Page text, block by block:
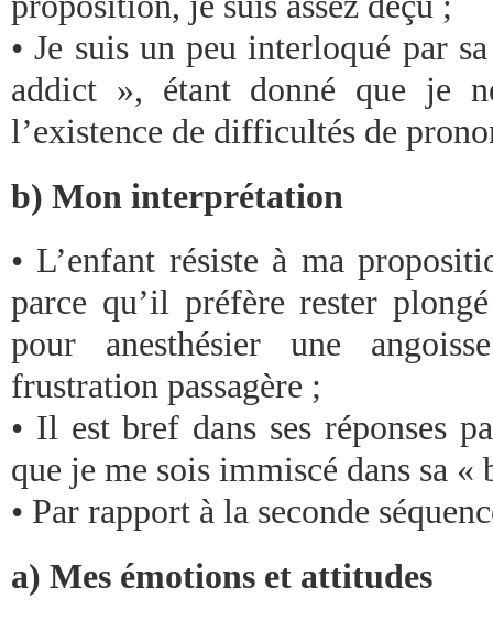
• Je suis un peu interloqué par
addict », étant donné que je
l’existence de difficultés de
b) Mon interprétation
• L’enfant résiste à ma
parce qu’il préfère rester
pour anesthésier une
frustration passagère ;
• Il est bref dans ses réponses
que je me sois immiscé dans sa
• Par rapport à la seconde
a) Mes émotions et attitudes